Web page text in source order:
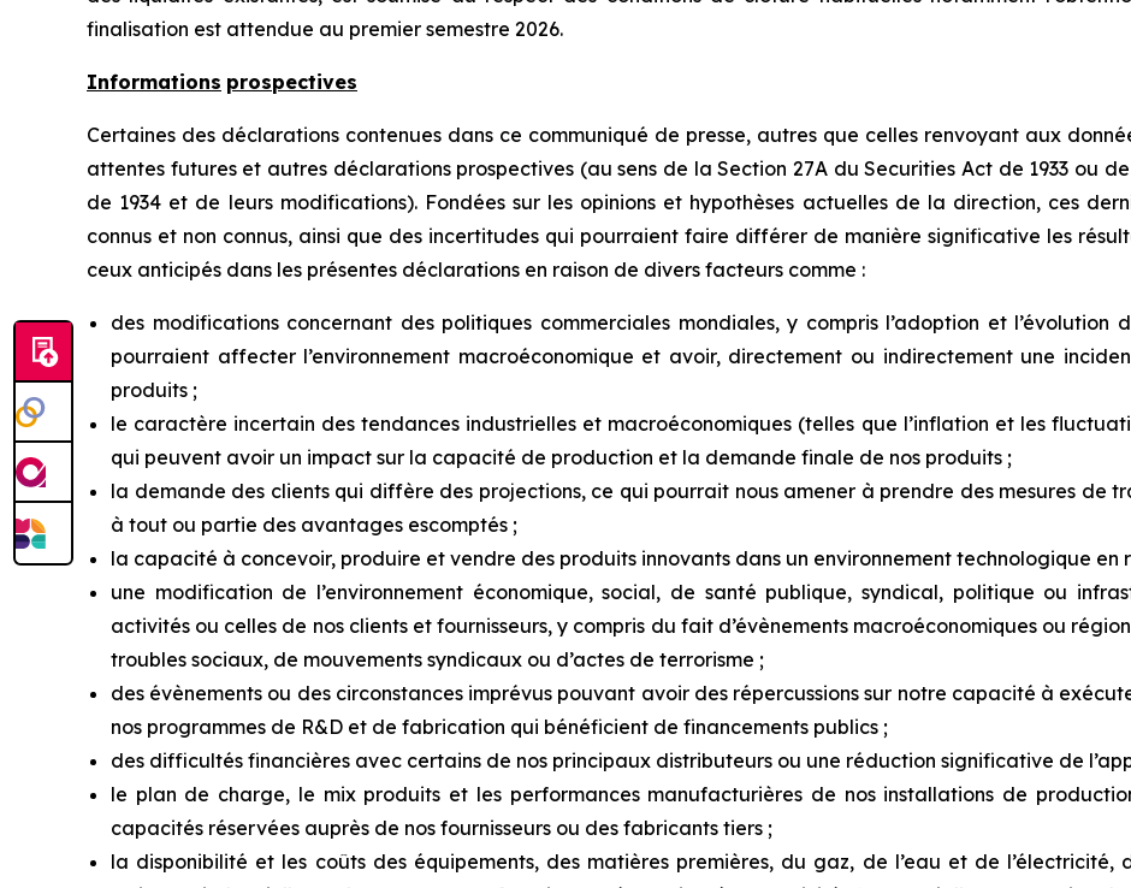
finalisation est attendue au premier semestre 2026.
Informations prospectives
Certaines des déclarations contenues dans ce communiqué de presse, autres que celles renvoyant aux
attentes futures et autres déclarations prospectives (au sens de la Section 27A du Securities Act de 1933 ou
de 1934 et de leurs modifications). Fondées sur les opinions et hypothèses actuelles de la direction, ces
connus et non connus, ainsi que des incertitudes qui pourraient faire différer de manière significative les
ceux anticipés dans les présentes déclarations en raison de divers facteurs comme :
des modifications concernant des politiques commerciales mondiales, y compris l’adoption et
pourraient affecter l’environnement macroéconomique et avoir, directement ou indirectement une
produits ;
le caractère incertain des tendances industrielles et macroéconomiques (telles que l’inflation et les
qui peuvent avoir un impact sur la capacité de production et la demande finale de nos produits ;
la demande des clients qui diffère des projections, ce qui pourrait nous amener à prendre des mesures de
à tout ou partie des avantages escomptés ;
la capacité à concevoir, produire et vendre des produits innovants dans un environnement technologique en
une modification de l’environnement économique, social, de santé publique, syndical, politique ou
activités ou celles de nos clients et fournisseurs, y compris du fait d’évènements macroéconomiques ou
troubles sociaux, de mouvements syndicaux ou d’actes de terrorisme ;
des évènements ou des circonstances imprévus pouvant avoir des répercussions sur notre capacité à
nos programmes de R&D et de fabrication qui bénéficient de financements publics ;
des difficultés financières avec certains de nos principaux distributeurs ou une réduction significative de
le plan de charge, le mix produits et les performances manufacturières de nos installations de
capacités réservées auprès de nos fournisseurs ou des fabricants tiers ;
la disponibilité et les coûts des équipements, des matières premières, du gaz, de l’eau et de